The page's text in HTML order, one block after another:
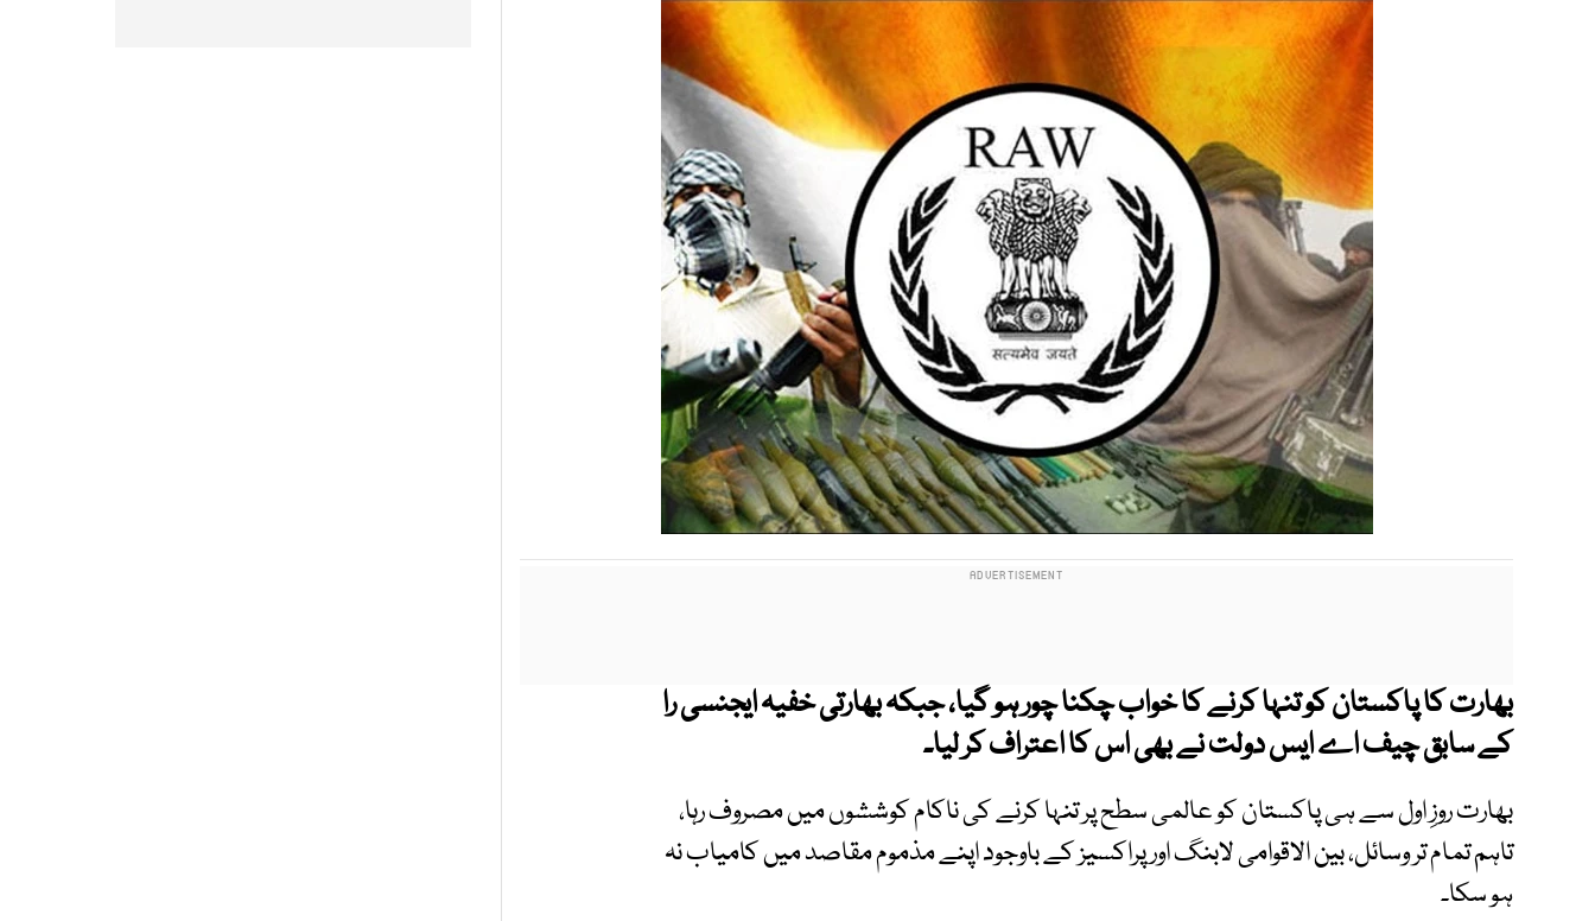
بھارت کا پاکستان کو تنہا کرنے کا خواب چکنا چور ہو گیا، جبکہ بھارتی خفیہ ایجنسی را
کے سابق چیف اے ایس دولت نے بھی اس کا اعتراف کر لیا۔
بھارت روزِ اول سے ہی پاکستان کو عالمی سطح پر تنہا کرنے کی ناکام کوششوں میں مصروف رہا،
تاہم تمام تر وسائل، بین الاقوامی لابنگ اور پراکسیز کے باوجود اپنے مذموم مقاصد میں کامیاب نہ
ہو سکا۔